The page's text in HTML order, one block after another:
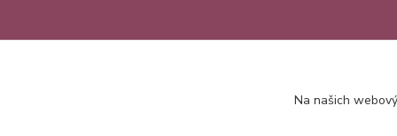
Na našich